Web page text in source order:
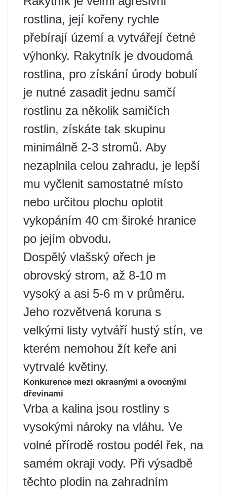
rostlina, její kořeny rychle
přebírají území a vytvářejí četné
výhonky. Rakytník je dvoudomá
rostlina, pro získání úrody bobulí
je nutné zasadit jednu samčí
rostlinu za několik samičích
rostlin, získáte tak skupinu
minimálně 2-3 stromů. Aby
nezaplnila celou zahradu, je lepší
mu vyčlenit samostatné místo
nebo určitou plochu oplotit
vykopáním 40 cm široké hranice
po jejím obvodu.
Dospělý vlašský ořech je
obrovský strom, až 8-10 m
vysoký a asi 5-6 m v průměru.
Jeho rozvětvená koruna s
velkými listy vytváří hustý stín, ve
kterém nemohou žít keře ani
vytrvalé květiny.
Konkurence mezi okrasnými a ovocnými
dřevinami
Vrba a kalina jsou rostliny s
vysokými nároky na vláhu. Ve
volné přírodě rostou podél řek, na
samém okraji vody. Při výsadbě
těchto plodin na zahradním